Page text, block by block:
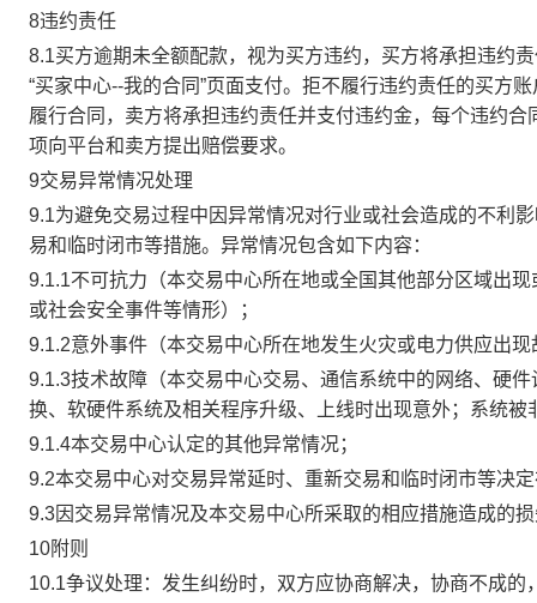
8违约责任
8.1买方逾期未全额配款，视为买方违约，买方将承担违约
“买家中心--我的合同”页面支付。拒不履行违约责任的买方
履行合同，卖方将承担违约责任并支付违约金，每个违约
项向平台和卖方提出赔偿要求。
9交易异常情况处理
9.1为避免交易过程中因异常情况对行业或社会造成的不利
易和临时闭市等措施。异常情况包含如下内容：
9.1.1不可抗力（本交易中心所在地或全国其他部分区域出
或社会安全事件等情形）；
9.1.2意外事件（本交易中心所在地发生火灾或电力供应出
9.1.3技术故障（本交易中心交易、通信系统中的网络、硬
换、软硬件系统及相关程序升级、上线时出现意外；系统
9.1.4本交易中心认定的其他异常情况；
9.2本交易中心对交易异常延时、重新交易和临时闭市等决
9.3因交易异常情况及本交易中心所采取的相应措施造成的
10附则
10.1争议处理：发生纠纷时，双方应协商解决，协商不成